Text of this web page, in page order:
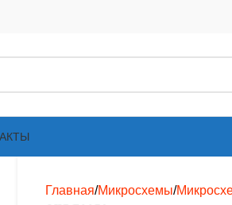
Главная Микросхемы